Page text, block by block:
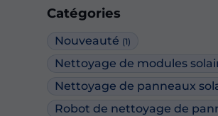
Catégories
Nouveauté (1)
Nettoyage de modules
présente comme une solution
efficace pour répondre à ce
article, nous allons explorer en
avantages, ainsi que leur impact
l'entretien des systèmes